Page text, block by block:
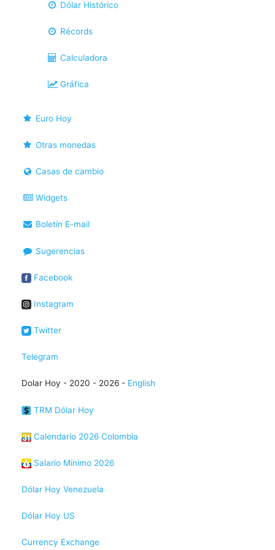
Dólar Histórico
Récords
Calculadora
Gráfica
Euro Hoy
Otras monedas
Casas de cambio
Widgets
Boletín E-mail
Sugerencias
Facebook
Instagram
Twitter
Telegram
Dolar Hoy - 2020 - 2026 - English
TRM Dólar Hoy
Calendario 2026 Colombia
Salario Mínimo 2026
Dólar Hoy Venezuela
Dólar Hoy US
Currency Exchange